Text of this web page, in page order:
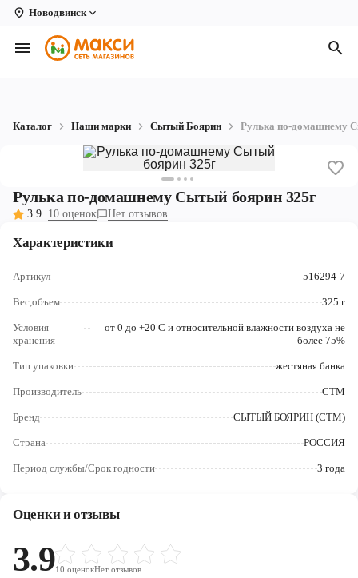
Новодвинск
Вологда
Архангельск
Коряжма
Котлас
Рыбинск
Северодвинск
Череповец
Ярославль
Каталог Наши марки Сытый Боярин Рулька по-домашнему
Рулька по-домашнему Сытый боярин 325г
3.9 10 оценок Нет отзывов
Характеристики
Артикул 516294-7
Вес,объем 325 г
Условия
хранения
от 0 до +20 С и относительной влажности воздуха не
более 75%
Тип упаковки жестяная банка
Производитель СТМ
Бренд СЫТЫЙ БОЯРИН (СТМ)
Страна РОССИЯ
Период службы/Срок годности 3 года
Оценки и отзывы
3.910 оценокНет отзывов